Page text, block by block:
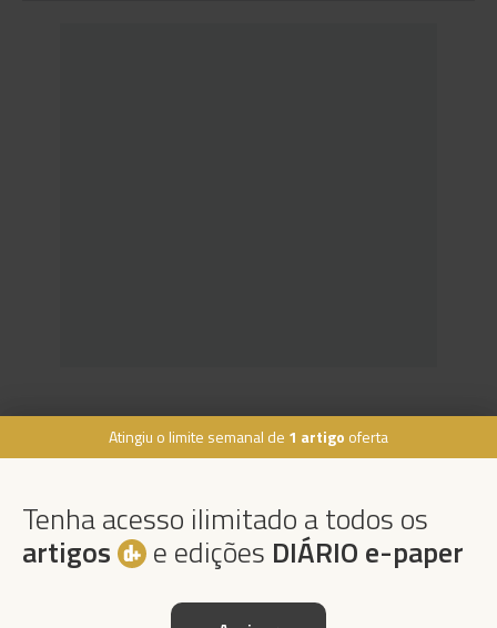
Atingiu o limite semanal de 1 artigo oferta
Tenha acesso ilimitado a todos os
artigos e edições DIÁRIO e-paper
291 202 300
Instale a nossa App
Podcasts ×